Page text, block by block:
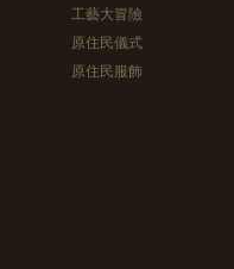
工藝大冒險
原住民儀式
原住民服飾